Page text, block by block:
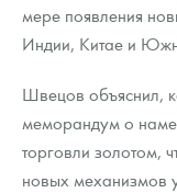
мере появления
Индии, Китае и
Швецов объяснил,
меморандум о
торговли золотом,
новых механизмов